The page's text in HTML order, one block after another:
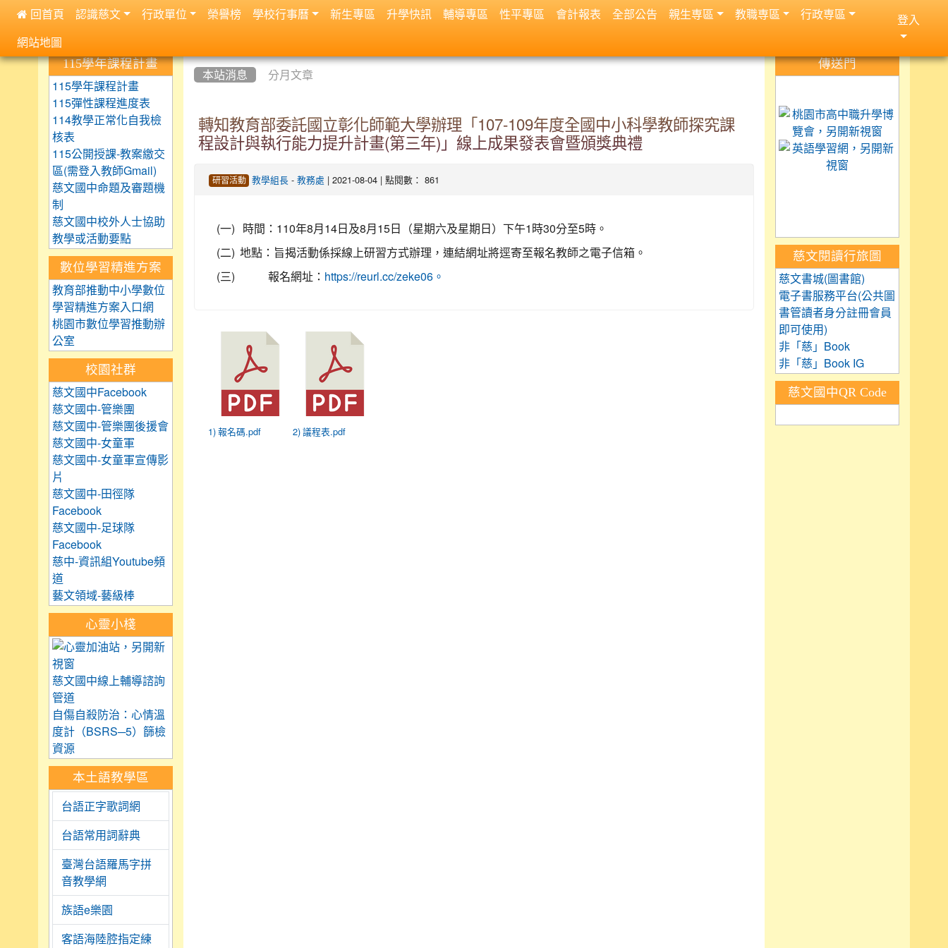
:::
本站消息 分月文章
轉知教育部委託國立彰化師範大學辦理「107-109年度全國中小科學教師探究課
程設計與執行能力提升計畫(第三年)」線上成果發表會暨頒獎典禮
研習活動 教學組長 -教務處 | 2021-08-04 | 點閱數： 861
(一) 時間：110年8月14日及8月15日（星期六及星期日）下午1時30分至5時。
(二) 地點：旨揭活動係採線上研習方式辦理，連結網址將逕寄至報名教師之電子信箱。
(三)
報名網址： https://reurl.cc/zeke06。
1) 報名碼.pdf 2) 議程表.pdf
::: 115學年課程計畫
115學年課程計畫
115彈性課程進度表
114教學正常化自我檢
核表
115公開授課-教案繳交
區(需登入教師Gmail)
慈文國中命題及審題機
制
慈文國中校外人士協助
教學或活動要點
數位學習精進方案
教育部推動中小學數位
學習精進方案入口網
桃園市數位學習推動辦
公室
校園社群
慈文國中Facebook
慈文國中-管樂團
慈文國中-管樂團後援會
慈文國中-女童軍
慈文國中-女童軍宣傳影
片
慈文國中-田徑隊
Facebook
慈文國中-足球隊
Facebook
慈中-資訊組Youtube頻
道
藝文領域-藝級棒
心靈小棧
慈文國中線上輔導諮詢
管道
自傷自殺防治：心情溫
度計（BSRS─5）篩檢
資源
本土語教學區
台語正字歌詞網
台語常用詞辭典
臺灣台語羅馬字拼
音教學網
族語e樂園
客語海陸腔指定練
::: 傳送門
慈文閱讀行旅圖
慈文書城(圖書館)
電子書服務平台(公共圖
書管讀者身分註冊會員
即可使用)
非「慈」Book
非「慈」Book IG
慈文國中QR Code
 回首頁 認識慈文 行政單位 榮譽榜 學校行事曆 新生專區 升學快訊 輔導專區 性平專區 會計報表 全部公告 親生専區 教職専區 行政専區
網站地圖
登入